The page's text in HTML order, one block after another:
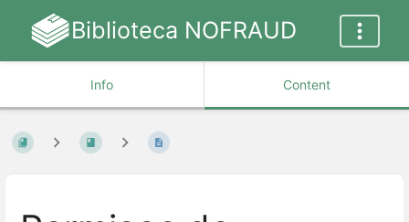
Biblioteca NOFRAUD
Info Content